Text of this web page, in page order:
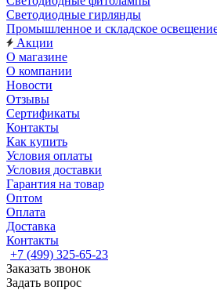
Светодиодные гирлянды
Промышленное и складское
Акции
О магазине
О компании
Новости
Отзывы
Сертификаты
Контакты
Как купить
Условия оплаты
Условия доставки
Гарантия на товар
Оптом
Оплата
Доставка
Контакты
+7 (499) 325-65-23
Заказать звонок
Задать вопрос